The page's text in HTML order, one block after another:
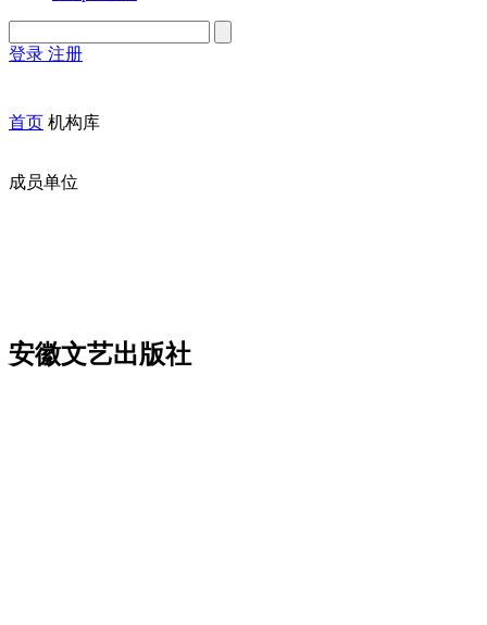
登录 注册
首页 机构库
成员单位
安徽文艺出版社